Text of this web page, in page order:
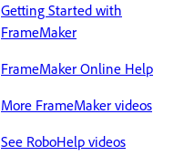
Getting Started with
FrameMaker
FrameMaker Online Help
More FrameMaker videos
See RoboHelp videos